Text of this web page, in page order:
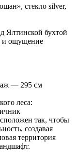
стекло silver,
Ялтинской бухтой
и ощущение
— 295 см
леса:
так, чтобы
создавая
территория